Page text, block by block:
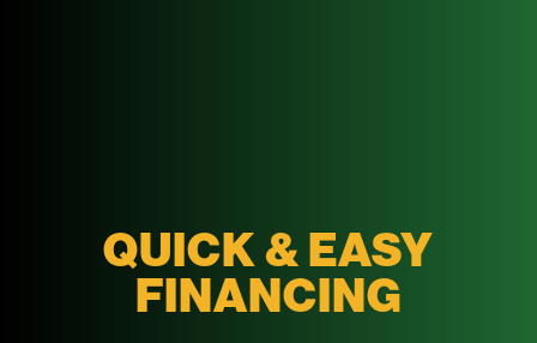
QUICK & EASY
FINANCING